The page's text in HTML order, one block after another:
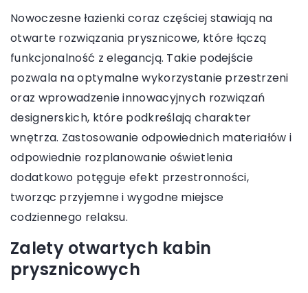
Nowoczesne łazienki coraz częściej stawiają na
otwarte rozwiązania prysznicowe, które łączą
funkcjonalność z elegancją. Takie podejście
pozwala na optymalne wykorzystanie przestrzeni
oraz wprowadzenie innowacyjnych rozwiązań
designerskich, które podkreślają charakter
wnętrza. Zastosowanie odpowiednich materiałów i
odpowiednie rozplanowanie oświetlenia
dodatkowo potęguje efekt przestronności,
tworząc przyjemne i wygodne miejsce
codziennego relaksu.
Zalety otwartych kabin
prysznicowych